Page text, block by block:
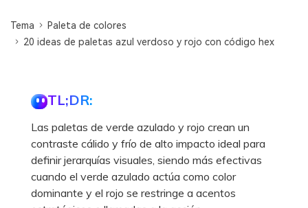
Tema
Paleta de colores
20 ideas de paletas azul verdoso y rojo con código hex
TL;DR:
Las paletas de verde azulado y rojo crean un
contraste cálido y frío de alto impacto ideal para
definir jerarquías visuales, siendo más efectivas
cuando el verde azulado actúa como color
dominante y el rojo se restringe a acentos